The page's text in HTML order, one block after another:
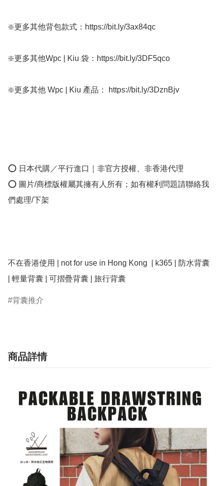
❇️更多其他背包款式：https://bit.ly/3ax84qc
❇️更多其他Wpc | Kiu 袋：https://bit.ly/3DF5qco
❇️更多其他 Wpc | Kiu 產品： https://bit.ly/3DznBjv
⭕ 日本代購／平行進口｜非官方授權、非香港代理
⭕ 圖片/商標版權屬其擁有人所有；如有權利問題請聯絡我
們處理/下架
不在香港使用 | not for use in Hong Kong  | k365 | 防水背囊
| 輕量背囊 | 可摺疊背囊 | 旅行背囊
背囊推介
商品詳情